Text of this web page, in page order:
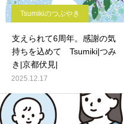
Tsumikiのつぶやき
支えられて6周年。感謝の気
持ちを込めて Tsumiki|つみ
き|京都伏見|
2025.12.17